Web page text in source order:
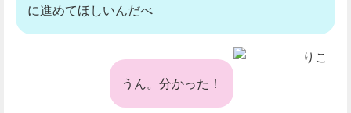
に進めてほしいんだべ
りこ
うん。分かった！